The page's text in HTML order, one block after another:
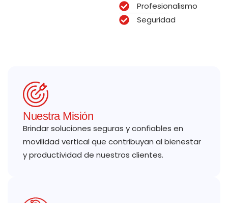
Profesionalismo
Seguridad
Nuestra Misión
Brindar soluciones seguras y confiables en
movilidad vertical que contribuyan al bienestar
y productividad de nuestros clientes.